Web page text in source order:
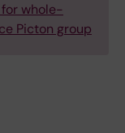
whole-
Picton group